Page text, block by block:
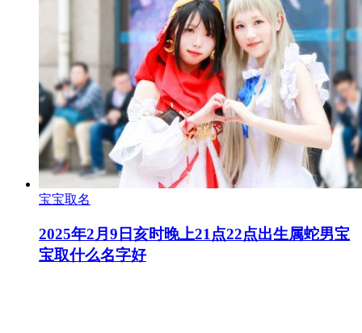
宝宝取名
2025年2月9日亥时晚上21点22点出生属蛇男宝
宝取什么名字好